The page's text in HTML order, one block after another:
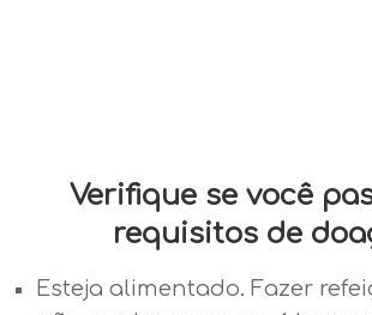
Verifique se você
requisitos de
Esteja alimentado. Fazer